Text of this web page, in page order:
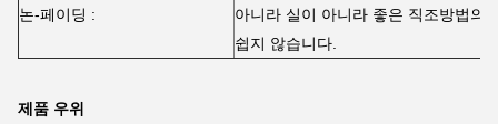
논-페이딩 :
아니라 실이 아니라 좋은 직조방법의
쉽지 않습니다.
제품 우위